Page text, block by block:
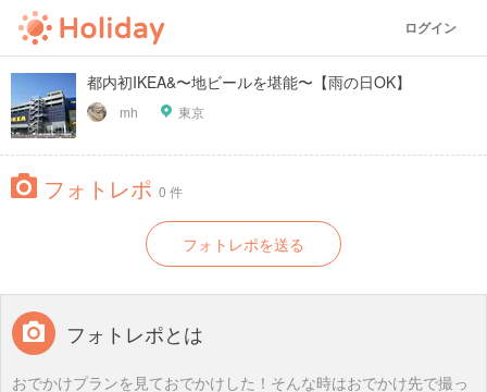
ログイン
都内初IKEA&〜地ビールを堪能〜【雨の日OK】
mh 東京
フォトレポ 0 件
フォトレポを送る
フォトレポとは
おでかけプランを見ておでかけした！そんな時はおでかけ先で撮っ